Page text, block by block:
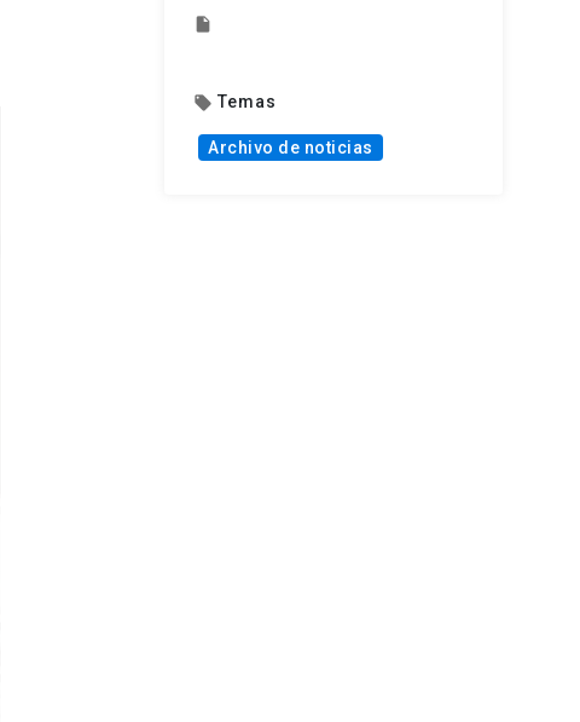
insert_drive_file
local_offer Temas
Archivo de noticias